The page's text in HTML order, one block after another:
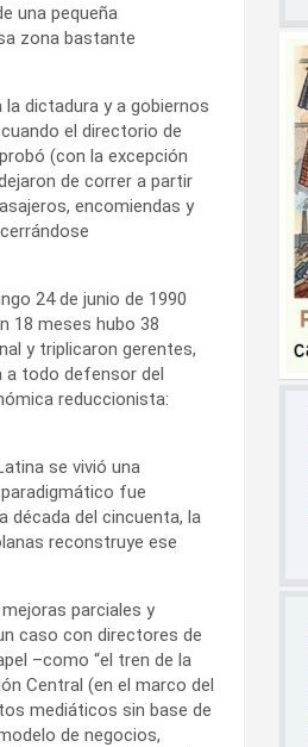
una pequeña
zona bastante
dictadura y a gobiernos
el directorio de
(con la excepción
de correr a partir
encomiendas y
24 de junio de 1990
18 meses hubo 38
y triplicaron gerentes,
a todo defensor del
reduccionista:
se vivió una
fue
década del cincuenta, la
reconstruye ese
parciales y
caso con directores de
–como “el tren de la
Central (en el marco del
mediáticos sin base de
de negocios,